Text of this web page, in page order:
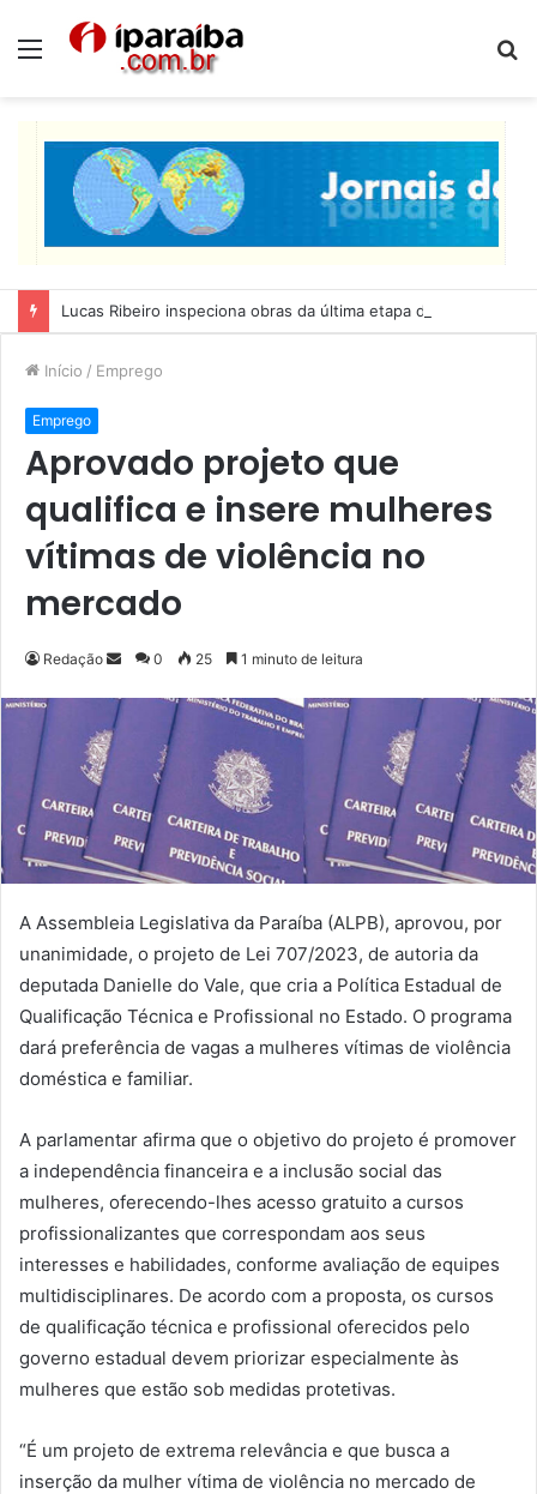
Menu
Início / Emprego
Emprego
Aprovado projeto que
qualifica e insere mulheres
vítimas de violência no
mercado
Redação
u
-
m
a
0 25 1 minuto de leitura
A Assembleia Legislativa da Paraíba (ALPB), aprovou, por
unanimidade, o projeto de Lei 707/2023, de autoria da
deputada Danielle do Vale, que cria a Política Estadual de
Qualificação Técnica e Profissional no Estado. O programa
dará preferência de vagas a mulheres vítimas de violência
doméstica e familiar.
A parlamentar afirma que o objetivo do projeto é promover
a independência financeira e a inclusão social das
mulheres, oferecendo-lhes acesso gratuito a cursos
profissionalizantes que correspondam aos seus
interesses e habilidades, conforme avaliação de equipes
multidisciplinares. De acordo com a proposta, os cursos
de qualificação técnica e profissional oferecidos pelo
governo estadual devem priorizar especialmente às
mulheres que estão sob medidas protetivas.
“É um projeto de extrema relevância e que busca a
inserção da mulher vítima de violência no mercado de